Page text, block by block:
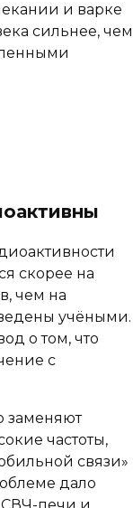
и варке
сильнее, чем
скорее на
чем на
учёными.
о том, что
с
заменяют
частоты,
связи»
дало